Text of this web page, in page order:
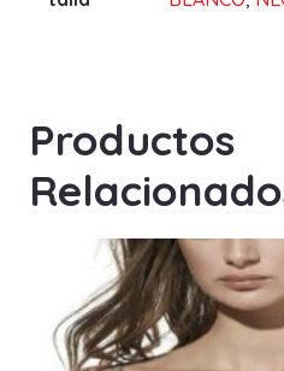
Productos